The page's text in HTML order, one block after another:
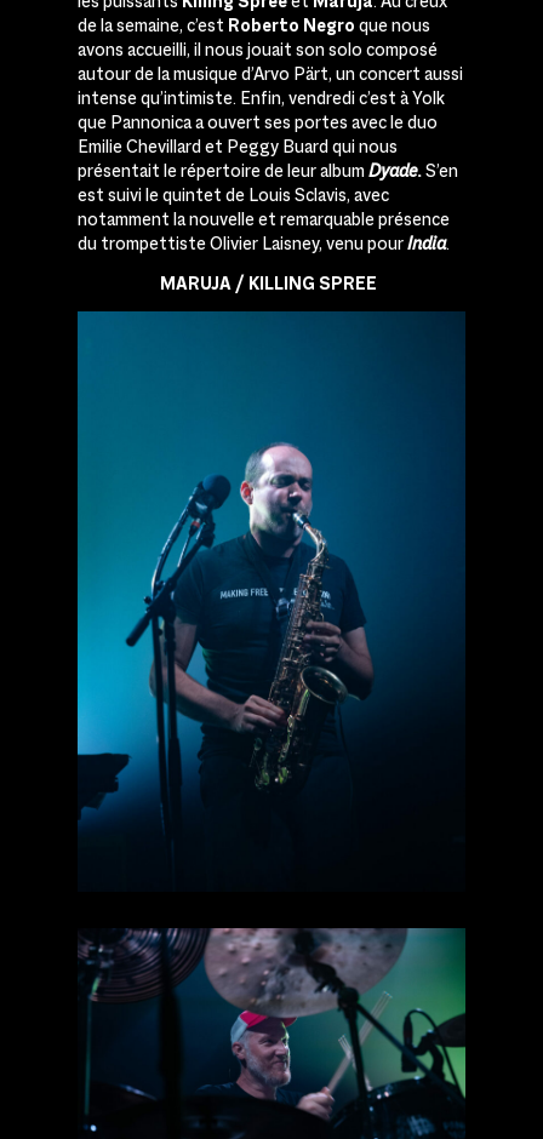
de la semaine, c’est Roberto Negro que nous
avons accueilli, il nous jouait son solo composé
autour de la musique d’Arvo Pärt, un concert aussi
intense qu’intimiste. Enfin, vendredi c’est à Yolk
que Pannonica a ouvert ses portes avec le duo
Emilie Chevillard et Peggy Buard qui nous
présentait le répertoire de leur albumDyade.S’en
est suivi le quintet de Louis Sclavis, avec
notamment la nouvelle et remarquable présence
du trompettiste Olivier Laisney, venu pourIndia.
MARUJA / KILLING SPREE